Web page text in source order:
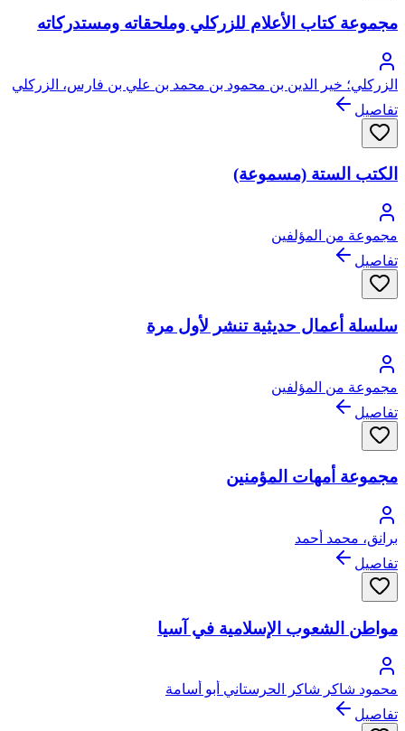
مجموعة كتاب الأعلام للزركلي وملحقاته ومستدركاته
الزركلي؛ خير الدين بن محمود بن محمد بن علي بن فارس، الزركلي
(بكسر الزاي والراء) الدمشقي
تفاصيل
الكتب الستة (مسموعة)
مجموعة من المؤلفين
تفاصيل
سلسلة أعمال حديثية تنشر لأول مرة
مجموعة من المؤلفين
تفاصيل
مجموعة أمهات المؤمنين
برانق، محمد أحمد
تفاصيل
مواطن الشعوب الإسلامية في آسيا
محمود شاكر شاكر الحرستاني أبو أسامة
تفاصيل